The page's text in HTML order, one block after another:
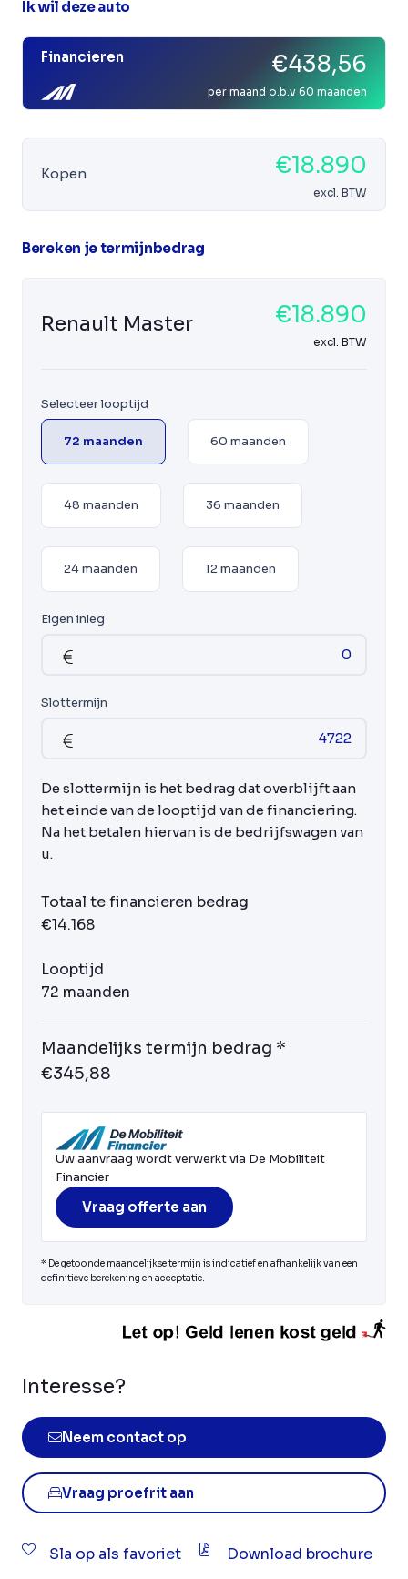
Ik wil deze auto
Financieren €438,56
per maand o.b.v 60 maanden
Kopen €18.890
excl. BTW
Bereken je termijnbedrag
Renault Master €18.890
excl. BTW
Selecteer looptijd
72 maanden 60 maanden
48 maanden 36 maanden
24 maanden 12 maanden
Eigen inleg
Slottermijn
De slottermijn is het bedrag dat overblijft aan
het einde van de looptijd van de financiering.
Na het betalen hiervan is de bedrijfswagen van
u.
Totaal te financieren bedrag
€14.168
Looptijd
72 maanden
Maandelijks termijn bedrag *
€345,88
Uw aanvraag wordt verwerkt via De Mobiliteit
Financier
Vraag offerte aan
* De getoonde maandelijkse termijn is indicatief en afhankelijk van een
definitieve berekening en acceptatie.
Interesse?
Neem contact op
Vraag proefrit aan
Sla op als favoriet Download brochure